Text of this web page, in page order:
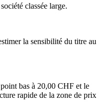
classée large.
la sensibilité du titre au
bas à 20,00 CHF et le
rapide de la zone de prix